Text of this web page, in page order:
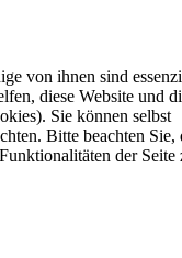
von ihnen sind
diese Website und
Sie können selbst
Bitte beachten Sie,
der Seite